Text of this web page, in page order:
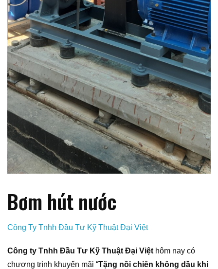
Bơm hút nước
Công Ty Tnhh Đầu Tư Kỹ Thuật Đại Việt
Công ty Tnhh Đầu Tư Kỹ Thuật Đại Việt hôm nay có
chương trình khuyến mãi “Tặng nồi chiên không dầu khi